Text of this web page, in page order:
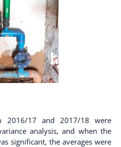
2016/17 and 2017/18 were
analysis, and when the
significant, the averages were